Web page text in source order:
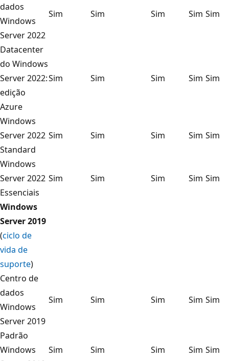
dados
Windows
Server 2022
Sim Sim Sim Sim Sim
Datacenter
do Windows
Server 2022:
edição
Azure
Sim Sim Sim Sim Sim
Windows
Server 2022
Standard
Sim Sim Sim Sim Sim
Windows
Server 2022
Essenciais
Sim Sim Sim Sim Sim
Windows
Server 2019
(ciclo de
vida de
suporte)
Centro de
dados
Windows
Server 2019
Sim Sim Sim Sim Sim
Padrão
Windows
Sim Sim Sim Sim Sim